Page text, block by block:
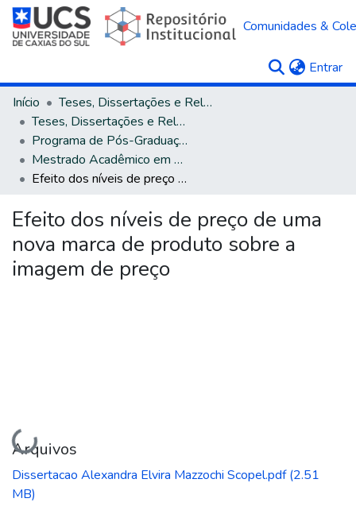
Comunidades &
Entrar
Início
Teses, Dissertações e Relatórios
Teses, Dissertações e Relatórios defendidos na UCS
Programa de Pós-Graduação em Administração
Mestrado Acadêmico em Administração
Efeito dos níveis de preço de uma nova marca de produto sobre a imagem de preço
Efeito dos níveis de preço de uma
nova marca de produto sobre a
imagem de preço
Carregando...
Arquivos
Dissertacao Alexandra Elvira Mazzochi Scopel.pdf(2.51
MB)